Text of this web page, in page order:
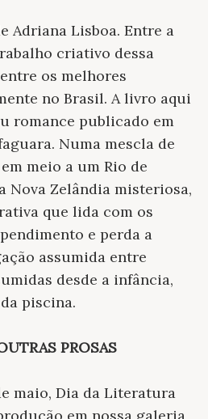
Adriana Lisboa. Entre a
criativo dessa
os melhores
no Brasil. A livro aqui
romance publicado em
Numa mescla de
meio a um Rio de
Nova Zelândia misteriosa,
que lida com os
e perda a
assumida entre
desde a infância,
piscina.
PROSAS
maio, Dia da Literatura